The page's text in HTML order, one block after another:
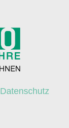
Datenschutz